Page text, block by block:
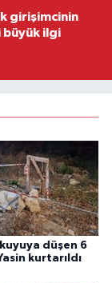
girişimcinin
büyük ilgi
düşen 6
kurtarıldı